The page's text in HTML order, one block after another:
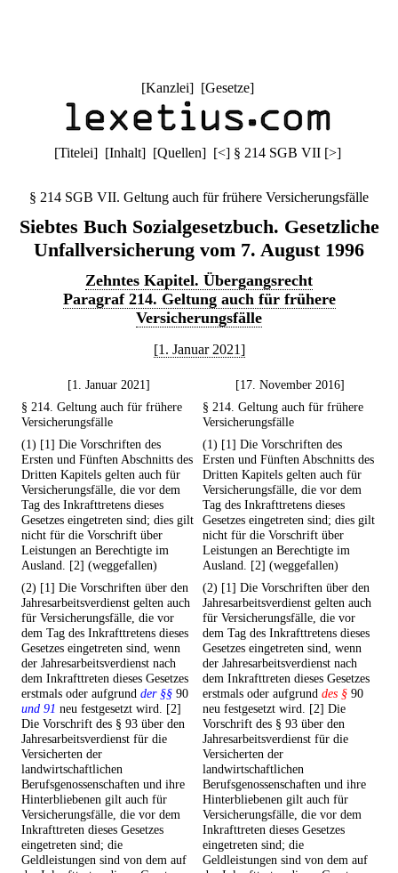
[Kanzlei] [Gesetze]
[Titelei] [Inhalt] [Quellen] [<] § 214 SGB VII [>]
§ 214 SGB VII. Geltung auch für frühere Versicherungsfälle
Siebtes Buch Sozialgesetzbuch. Gesetzliche
Unfallversicherung vom 7. August 1996
Zehntes Kapitel. Übergangsrecht
Paragraf 214. Geltung auch für frühere
Versicherungsfälle
[1. Januar 2021]
[1. Januar 2021]
[17. November 2016]
§ 214. Geltung auch für frühere
Versicherungsfälle
§ 214. Geltung auch für frühere
Versicherungsfälle
(1) [1] Die Vorschriften des
Ersten und Fünften Abschnitts des
Dritten Kapitels gelten auch für
Versicherungsfälle, die vor dem
Tag des Inkrafttretens dieses
Gesetzes eingetreten sind; dies gilt
nicht für die Vorschrift über
Leistungen an Berechtigte im
Ausland. [2] (weggefallen)
(1) [1] Die Vorschriften des
Ersten und Fünften Abschnitts des
Dritten Kapitels gelten auch für
Versicherungsfälle, die vor dem
Tag des Inkrafttretens dieses
Gesetzes eingetreten sind; dies gilt
nicht für die Vorschrift über
Leistungen an Berechtigte im
Ausland. [2] (weggefallen)
(2) [1] Die Vorschriften über den
Jahresarbeitsverdienst gelten auch
für Versicherungsfälle, die vor
dem Tag des Inkrafttretens dieses
Gesetzes eingetreten sind, wenn
der Jahresarbeitsverdienst nach
dem Inkrafttreten dieses Gesetzes
erstmals oder aufgrund der §§ 90
und 91 neu festgesetzt wird. [2]
Die Vorschrift des § 93 über den
Jahresarbeitsverdienst für die
Versicherten der
landwirtschaftlichen
Berufsgenossenschaften und ihre
Hinterbliebenen gilt auch für
Versicherungsfälle, die vor dem
Inkrafttreten dieses Gesetzes
eingetreten sind; die
Geldleistungen sind von dem auf
(2) [1] Die Vorschriften über den
Jahresarbeitsverdienst gelten auch
für Versicherungsfälle, die vor
dem Tag des Inkrafttretens dieses
Gesetzes eingetreten sind, wenn
der Jahresarbeitsverdienst nach
dem Inkrafttreten dieses Gesetzes
erstmals oder aufgrund des § 90
neu festgesetzt wird. [2] Die
Vorschrift des § 93 über den
Jahresarbeitsverdienst für die
Versicherten der
landwirtschaftlichen
Berufsgenossenschaften und ihre
Hinterbliebenen gilt auch für
Versicherungsfälle, die vor dem
Inkrafttreten dieses Gesetzes
eingetreten sind; die
Geldleistungen sind von dem auf